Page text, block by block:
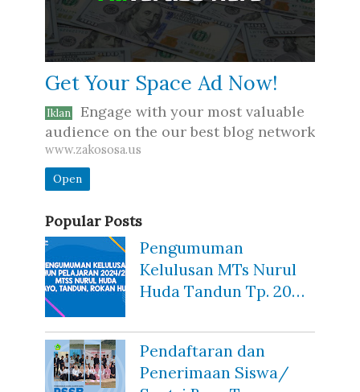
Get Your Space Ad Now!
Iklan
Engage with your most valuable
audience on the our best blog network
www.zakososa.us
Open
Popular Posts
Pengumuman
Kelulusan MTs Nurul
Huda Tandun Tp. 20…
Pendaftaran dan
Penerimaan Siswa/